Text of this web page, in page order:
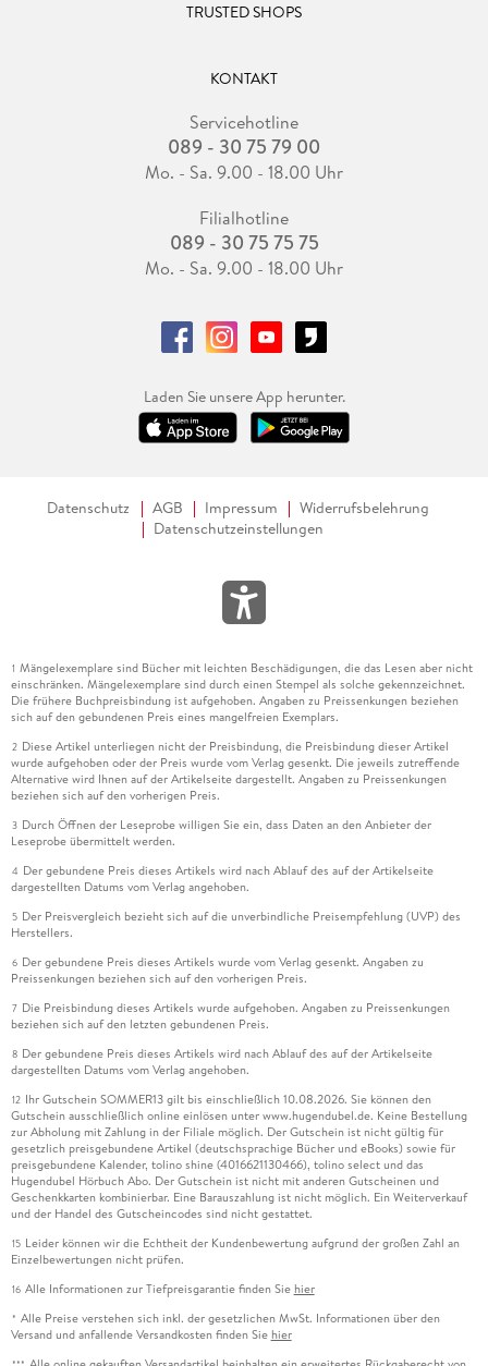
TRUSTED SHOPS
KONTAKT
Servicehotline
089 - 30 75 79 00
Mo. - Sa. 9.00 - 18.00 Uhr
Filialhotline
089 - 30 75 75 75
Mo. - Sa. 9.00 - 18.00 Uhr
Laden Sie unsere App herunter.
Datenschutz AGB Impressum
Widerrufsbelehrung
Datenschutzeinstellungen
1 Mängelexemplare sind Bücher mit leichten Beschädigungen, die das Lesen aber nicht
einschränken. Mängelexemplare sind durch einen Stempel als solche gekennzeichnet.
Die frühere Buchpreisbindung ist aufgehoben. Angaben zu Preissenkungen beziehen
sich auf den gebundenen Preis eines mangelfreien Exemplars.
2 Diese Artikel unterliegen nicht der Preisbindung, die Preisbindung dieser Artikel
wurde aufgehoben oder der Preis wurde vom Verlag gesenkt. Die jeweils zutreffende
Alternative wird Ihnen auf der Artikelseite dargestellt. Angaben zu Preissenkungen
beziehen sich auf den vorherigen Preis.
3 Durch Öffnen der Leseprobe willigen Sie ein, dass Daten an den Anbieter der
Leseprobe übermittelt werden.
4 Der gebundene Preis dieses Artikels wird nach Ablauf des auf der Artikelseite
dargestellten Datums vom Verlag angehoben.
5 Der Preisvergleich bezieht sich auf die unverbindliche Preisempfehlung (UVP) des
Herstellers.
6 Der gebundene Preis dieses Artikels wurde vom Verlag gesenkt. Angaben zu
Preissenkungen beziehen sich auf den vorherigen Preis.
7 Die Preisbindung dieses Artikels wurde aufgehoben. Angaben zu Preissenkungen
beziehen sich auf den letzten gebundenen Preis.
8 Der gebundene Preis dieses Artikels wird nach Ablauf des auf der Artikelseite
dargestellten Datums vom Verlag angehoben.
12 Ihr Gutschein SOMMER13 gilt bis einschließlich 10.08.2026. Sie können den
Gutschein ausschließlich online einlösen unter www.hugendubel.de. Keine Bestellung
zur Abholung mit Zahlung in der Filiale möglich. Der Gutschein ist nicht gültig für
gesetzlich preisgebundene Artikel (deutschsprachige Bücher und eBooks) sowie für
preisgebundene Kalender, tolino shine (4016621130466), tolino select und das
Hugendubel Hörbuch Abo. Der Gutschein ist nicht mit anderen Gutscheinen und
Geschenkkarten kombinierbar. Eine Barauszahlung ist nicht möglich. Ein Weiterverkauf
und der Handel des Gutscheincodes sind nicht gestattet.
15 Leider können wir die Echtheit der Kundenbewertung aufgrund der großen Zahl an
Einzelbewertungen nicht prüfen.
16 Alle Informationen zur Tiefpreisgarantie finden Sie hier
* Alle Preise verstehen sich inkl. der gesetzlichen MwSt. Informationen über den
Versand und anfallende Versandkosten finden Sie hier